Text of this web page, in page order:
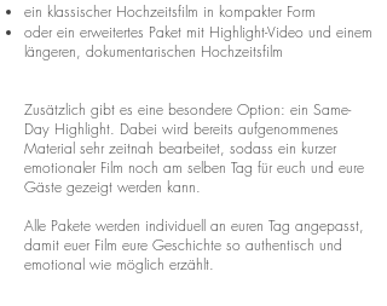
ein klassischer Hochzeitsfilm in kompakter Form
oder ein erweitertes Paket mit Highlight-Video und einem
längeren, dokumentarischen Hochzeitsfilm
Zusätzlich gibt es eine besondere Option: ein Same-
Day Highlight. Dabei wird bereits aufgenommenes
Material sehr zeitnah bearbeitet, sodass ein kurzer
emotionaler Film noch am selben Tag für euch und eure
Gäste gezeigt werden kann.
Alle Pakete werden individuell an euren Tag angepasst,
damit euer Film eure Geschichte so authentisch und
emotional wie möglich erzählt.